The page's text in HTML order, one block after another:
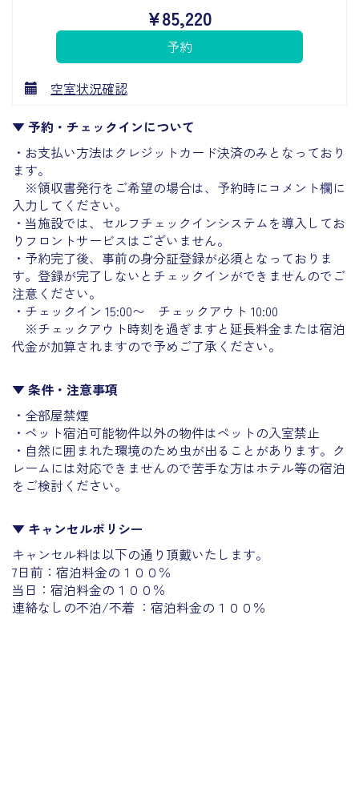
¥85,220
空室状況確認
▼ 予約・チェックインについて
・お支払い方法はクレジットカード決済のみとなっており
ます。
※領収書発行をご希望の場合は、予約時にコメント欄に
入力してください。
・当施設では、セルフチェックインシステムを導入してお
りフロントサービスはございません。
・予約完了後、事前の身分証登録が必須となっておりま
す。登録が完了しないとチェックインができませんのでご
注意ください。
・チェックイン 15:00〜 チェックアウト 10:00
※チェックアウト時刻を過ぎますと延長料金または宿泊
代金が加算されますので予めご了承ください。
▼ 条件・注意事項
・全部屋禁煙
・ペット宿泊可能物件以外の物件はペットの入室禁止
・自然に囲まれた環境のため虫が出ることがあります。 ク
レームには対応できませんので苦手な方はホテル等の宿泊
をご検討ください。
▼ キャンセルポリシー
キャンセル料は以下の通り頂戴いたします。
7日前：宿泊料金の１００％
当日：宿泊料金の１００％
連絡なしの不泊/不着 ：宿泊料金の１００％